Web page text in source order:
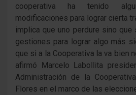
cooperativa ha tenido
modificaciones para lograr cierta
implica que uno perdure sino que
gestiones para lograr algo más
que si a la Cooperativa la va bien
afirmó Marcelo Labollita
Administración de la
Flores en el marco de las